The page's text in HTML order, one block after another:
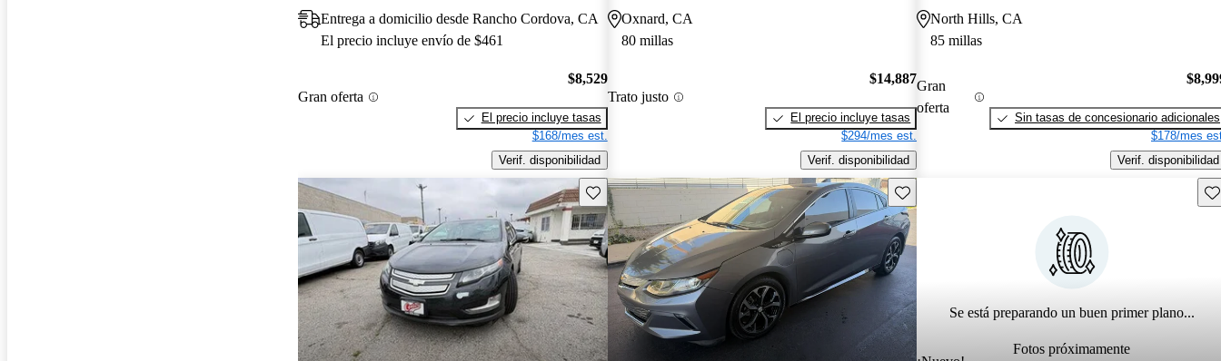
Entrega a domicilio desde Rancho Cordova, CA
El precio incluye envío de $461
Gran oferta
$8,529
El precio incluye tasas
$168/mes est.
Verif. disponibilidad
Oxnard, CA
80 millas
Trato justo
$14,887
El precio incluye tasas
$294/mes est.
Verif. disponibilidad
North Hills, CA
85 millas
Gran
oferta
Sin tasas de concesionario adicionales
$178/mes
Verif. disponibilidad
Guarda este Aviso Guarda este Aviso
Se está preparando un buen primer plano...
Fotos próximamente